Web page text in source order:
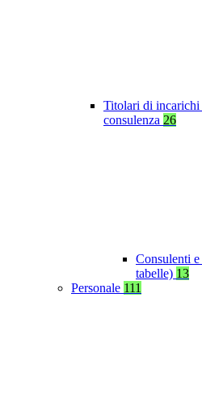
Titolari di
consulenza 26
Consulenti
tabelle) 13
Personale 111